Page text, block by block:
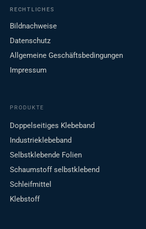
RECHTLICHES
Bildnachweise
Datenschutz
Allgemeine Geschäftsbedingungen
Impressum
PRODUKTE
Doppelseitiges Klebeband
Industrieklebeband
Selbstklebende Folien
Schaumstoff selbstklebend
Schleifmittel
Klebstoff